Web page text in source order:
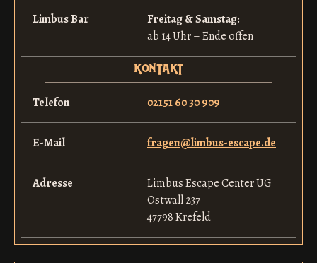
Limbus Bar
Freitag & Samstag:
ab 14 Uhr – Ende offen
kontakt
Telefon 02151 60 30 909
E-Mail fragen@limbus-escape.de
Adresse
Limbus Escape Center UG
Ostwall 237
47798 Krefeld